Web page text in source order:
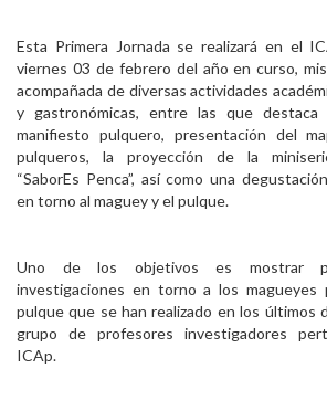
Esta Primera Jornada se realizará en el
viernes 03 de febrero del año en curso,
acompañada de diversas actividades
y gastronómicas, entre las que
manifiesto pulquero, presentación del
pulqueros, la proyección de la
“SaborEs Penca”, así como una
en torno al maguey y el pulque.
Uno de los objetivos es mostrar
investigaciones en torno a los magueyes
pulque que se han realizado en los últimos
grupo de profesores investigadores
ICAp.